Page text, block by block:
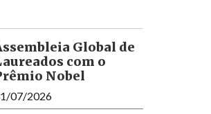
Global de
com o
Nobel
07/2026